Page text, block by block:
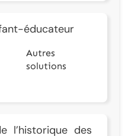
éducateur
Autres
solutions
l’historique des